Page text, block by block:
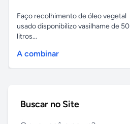
Faço recolhimento de óleo vegetal
usado disponibilizo vasilhame de 50
litros...
A combinar
Buscar no Site